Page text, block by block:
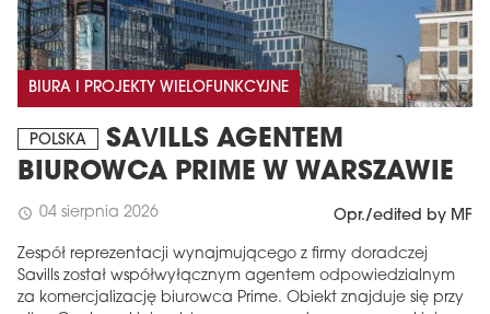
BIURA I PROJEKTY WIELOFUNKCYJNE
POLSKA
SAVILLS AGENTEM
BIUROWCA PRIME W WARSZAWIE
schedule 04 sierpnia 2026 Opr./edited by MF
Zespół reprezentacji wynajmującego z firmy doradczej
Savills został współwyłącznym agentem odpowiedzialnym
za komercjalizację biurowca Prime. Obiekt znajduje się przy